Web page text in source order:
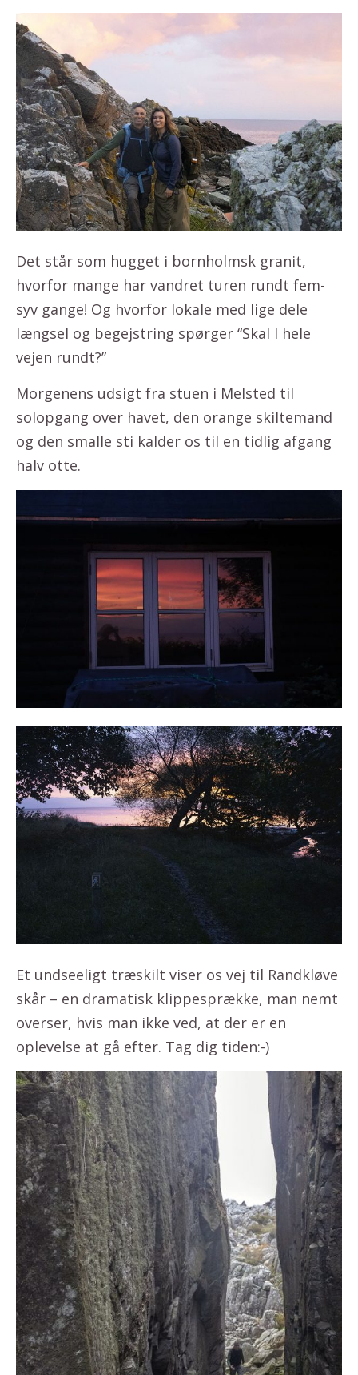
Det står som hugget i bornholmsk granit,
hvorfor mange har vandret turen rundt fem-
syv gange! Og hvorfor lokale med lige dele
længsel og begejstring spørger “Skal I hele
vejen rundt?”
Morgenens udsigt fra stuen i Melsted til
solopgang over havet, den orange skiltemand
og den smalle sti kalder os til en tidlig afgang
halv otte.
Et undseeligt træskilt viser os vej til Randkløve
skår – en dramatisk klippesprække, man nemt
overser, hvis man ikke ved, at der er en
oplevelse at gå efter. Tag dig tiden:-)